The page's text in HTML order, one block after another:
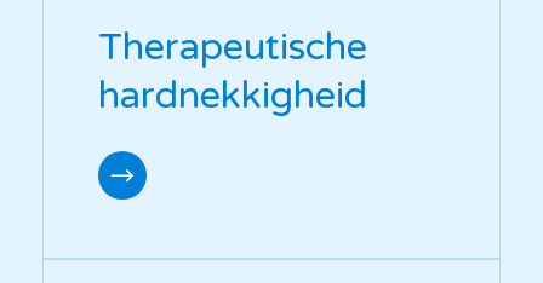
Therapeutische
hardnekkigheid